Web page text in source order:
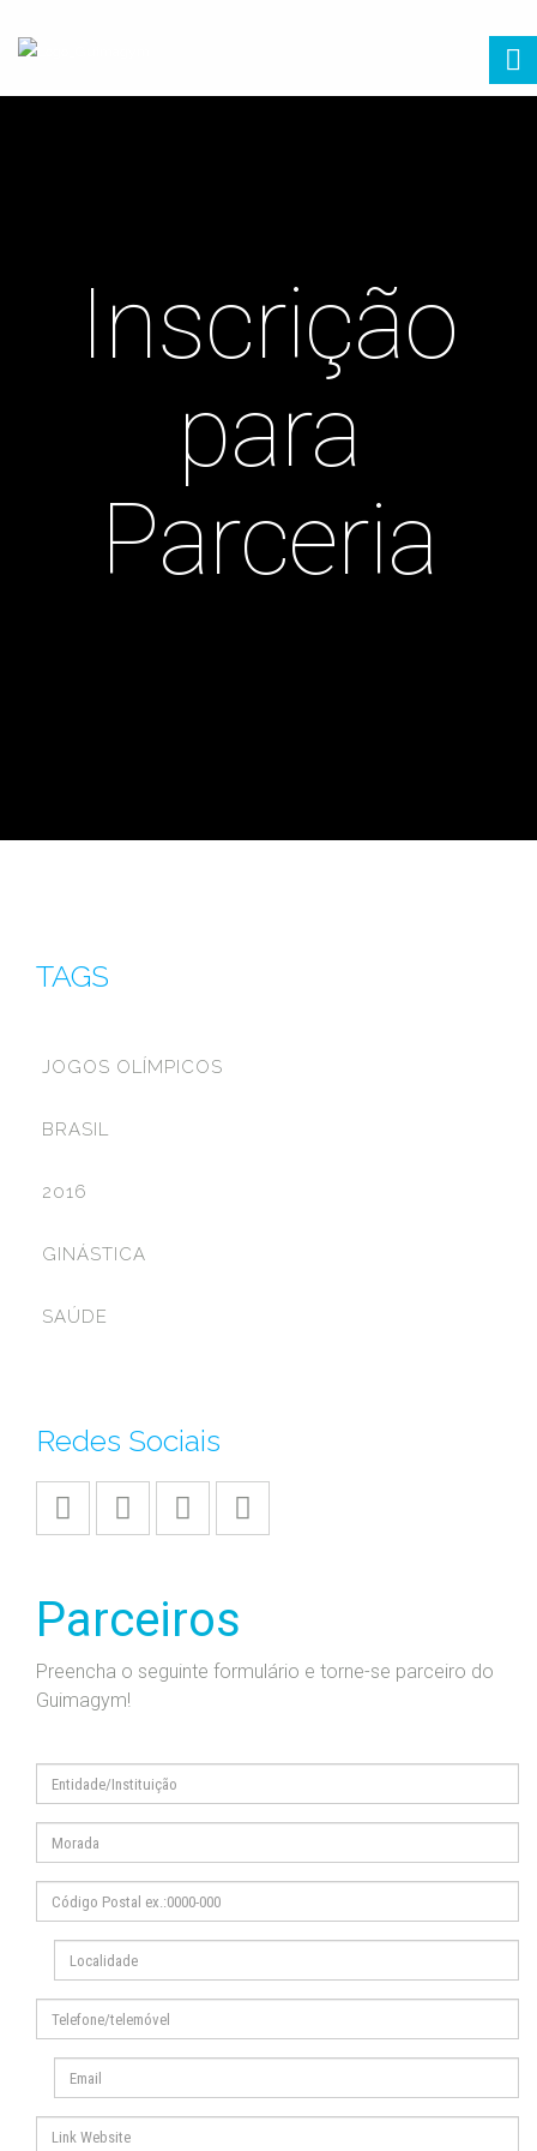
PESQUISAR
Inscrição
para
Parceria
TAGS
JOGOS OLÍMPICOS
BRASIL
2016
GINÁSTICA
SAÚDE
Redes Sociais
Parceiros
Preencha o seguinte formulário e torne-se parceiro do
Guimagym!